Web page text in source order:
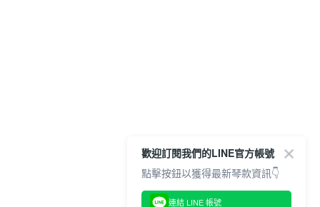
歡迎訂閱我們的LINE官方帳號
點擊按鈕以獲得最新琴款資訊👇
連結 LINE 帳號